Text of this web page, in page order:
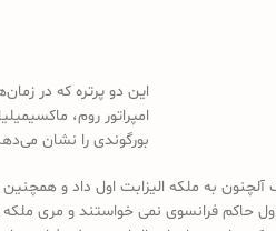
این دو پرتره که در
امپراتور روم،
بورگوندی را نشان
به ملکه الیزابت اول داد و
حاکم فرانسوی نمی خواستند و مری